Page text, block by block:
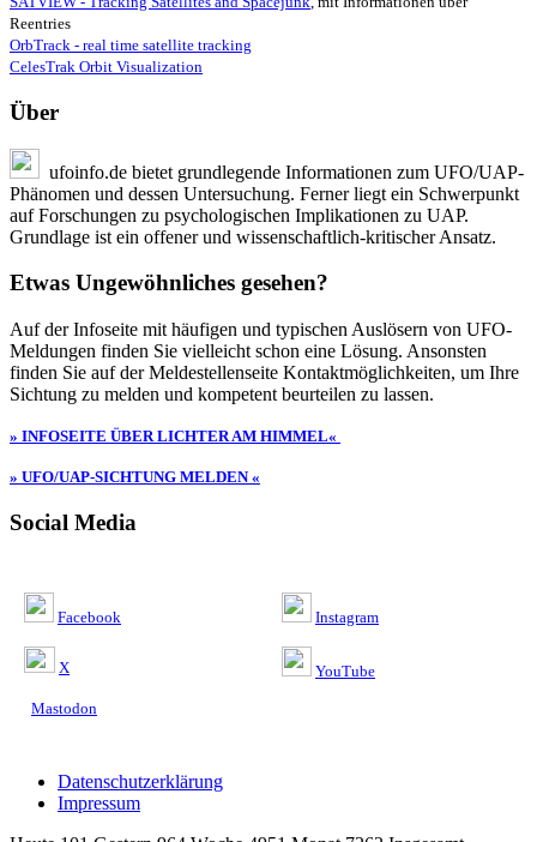
Reentries
OrbTrack - real time satellite tracking
CelesTrak Orbit Visualization
Über
ufoinfo.de bietet grundlegende Informationen zum UFO/UAP-
Phänomen und dessen Untersuchung. Ferner liegt ein Schwerpunkt
auf Forschungen zu psychologischen Implikationen zu UAP.
Grundlage ist ein offener und wissenschaftlich-kritischer Ansatz.
Etwas Ungewöhnliches gesehen?
Auf der Infoseite mit häufigen und typischen Auslösern von UFO-
Meldungen finden Sie vielleicht schon eine Lösung. Ansonsten
finden Sie auf der Meldestellenseite Kontaktmöglichkeiten, um Ihre
Sichtung zu melden und kompetent beurteilen zu lassen.
» INFOSEITE ÜBER LICHTER AM HIMMEL«
» UFO/UAP-SICHTUNG MELDEN «
Social Media
Facebook
X
Mastodon
Instagram
YouTube
Datenschutzerklärung
Impressum